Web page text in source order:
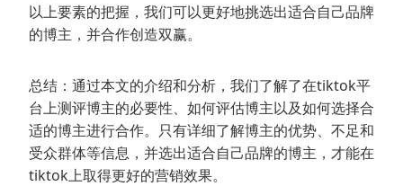
以上要素的把握，我们可以更好地挑选出适合自己品牌
的博主，并合作创造双赢。
总结：通过本文的介绍和分析，我们了解了在tiktok平
台上测评博主的必要性、如何评估博主以及如何选择合
适的博主进行合作。只有详细了解博主的优势、不足和
受众群体等信息，并选出适合自己品牌的博主，才能在
tiktok上取得更好的营销效果。